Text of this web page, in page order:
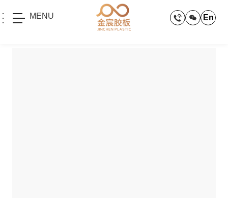
MENU En